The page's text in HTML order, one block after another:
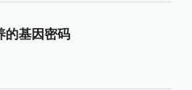
的基因密码